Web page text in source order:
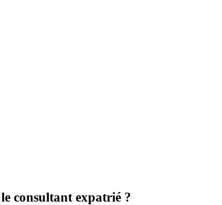
consultant expatrié ?